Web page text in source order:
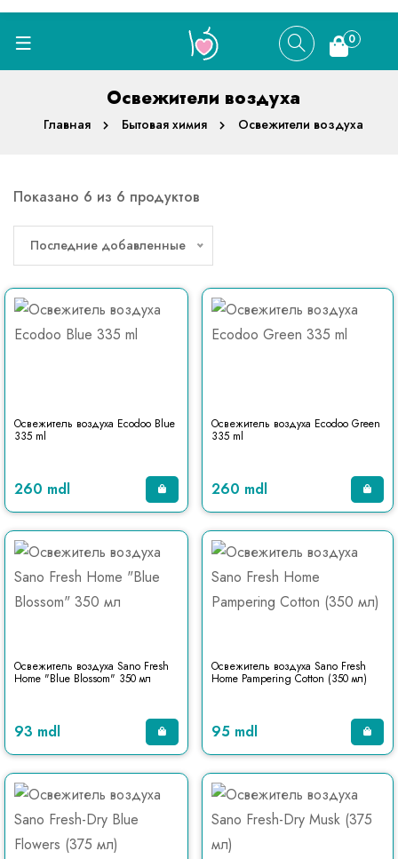
0
Освежители воздуха
Главная Бытовая химия Освежители воздуха
Показано 6 из 6 продуктов
Последние добавленные
Освежитель воздуха Ecodoo Blue
335 ml
260 mdl
Освежитель воздуха Ecodoo Green
335 ml
260 mdl
Освежитель воздуха Sano Fresh
Home "Blue Blossom" 350 мл
93 mdl
Освежитель воздуха Sano Fresh
Home Pampering Cotton (350 мл)
95 mdl